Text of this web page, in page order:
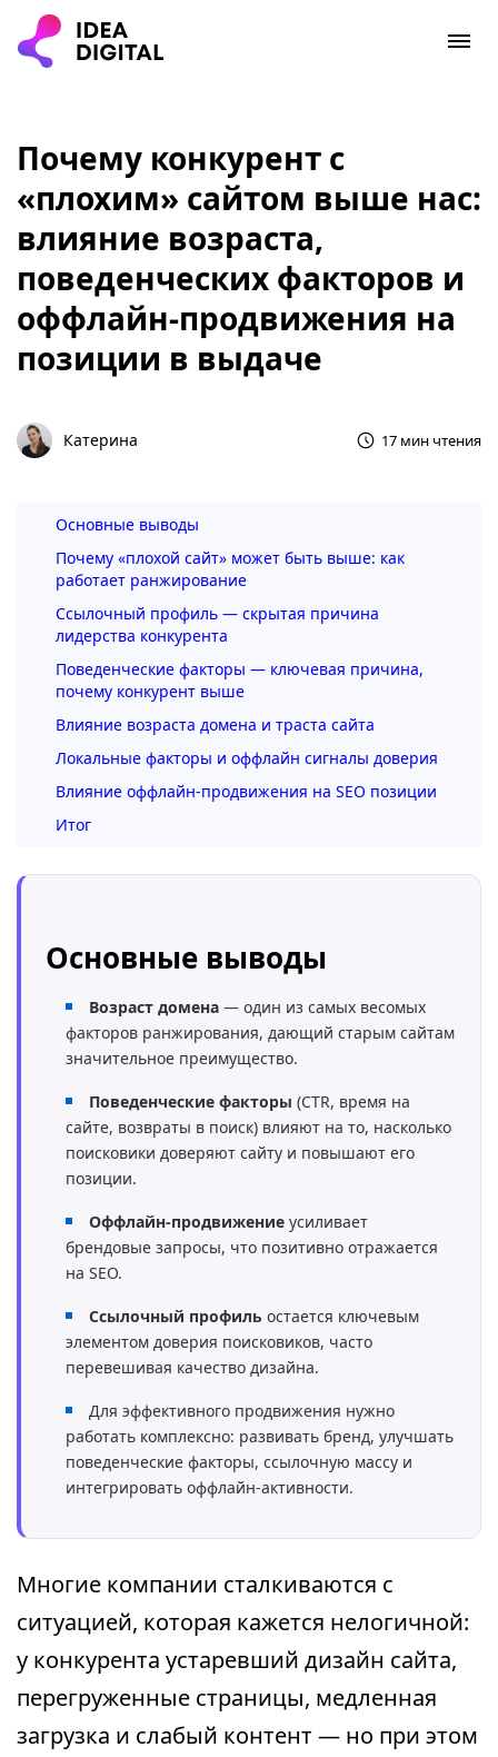
Почему конкурент с
«плохим» сайтом выше нас:
влияние возраста,
поведенческих факторов и
оффлайн-продвижения на
позиции в выдаче
Катерина 17 мин чтения
Основные выводы
Почему «плохой сайт» может быть выше: как
работает ранжирование
Ссылочный профиль — скрытая причина
лидерства конкурента
Поведенческие факторы — ключевая причина,
почему конкурент выше
Влияние возраста домена и траста сайта
Локальные факторы и оффлайн сигналы доверия
Влияние оффлайн-продвижения на SEO позиции
Итог
Основные выводы
Возраст домена — один из самых весомых
факторов ранжирования, дающий старым сайтам
значительное преимущество.
Поведенческие факторы (CTR, время на
сайте, возвраты в поиск) влияют на то, насколько
поисковики доверяют сайту и повышают его
позиции.
Оффлайн-продвижение усиливает
брендовые запросы, что позитивно отражается
на SEO.
Ссылочный профиль остается ключевым
элементом доверия поисковиков, часто
перевешивая качество дизайна.
Для эффективного продвижения нужно
работать комплексно: развивать бренд, улучшать
поведенческие факторы, ссылочную массу и
интегрировать оффлайн-активности.
Многие компании сталкиваются с
ситуацией, которая кажется нелогичной:
у конкурента устаревший дизайн сайта,
перегруженные страницы, медленная
загрузка и слабый контент — но при этом